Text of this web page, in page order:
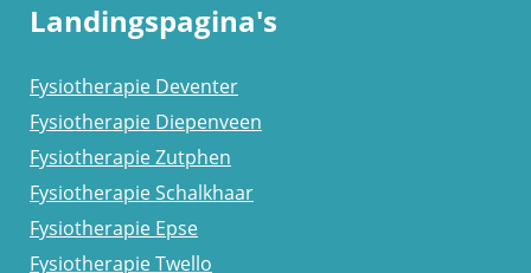
Landingspagina's
Fysiotherapie Deventer
Fysiotherapie Diepenveen
Fysiotherapie Zutphen
Fysiotherapie Schalkhaar
Fysiotherapie Epse
Fysiotherapie Twello